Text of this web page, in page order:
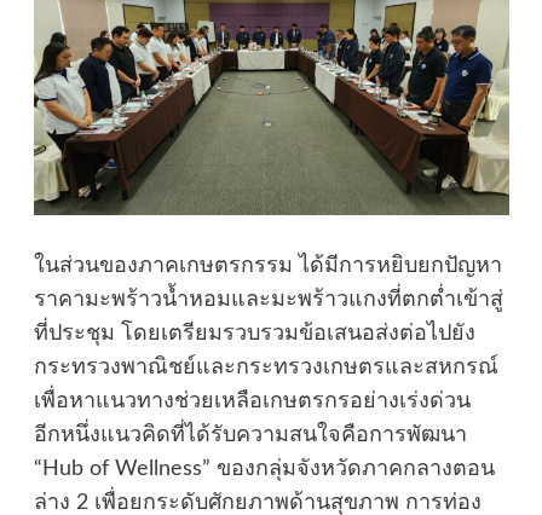
ในส่วนของภาคเกษตรกรรม ได้มีการหยิบยกปัญหา
ราคามะพร้าวน้ำหอมและมะพร้าวแกงที่ตกต่ำเข้าสู่
ที่ประชุม โดยเตรียมรวบรวมข้อเสนอส่งต่อไปยัง
กระทรวงพาณิชย์และกระทรวงเกษตรและสหกรณ์
เพื่อหาแนวทางช่วยเหลือเกษตรกรอย่างเร่งด่วน
อีกหนึ่งแนวคิดที่ได้รับความสนใจคือการพัฒนา
“Hub of Wellness” ของกลุ่มจังหวัดภาคกลางตอน
ล่าง 2 เพื่อยกระดับศักยภาพด้านสุขภาพ การท่อง